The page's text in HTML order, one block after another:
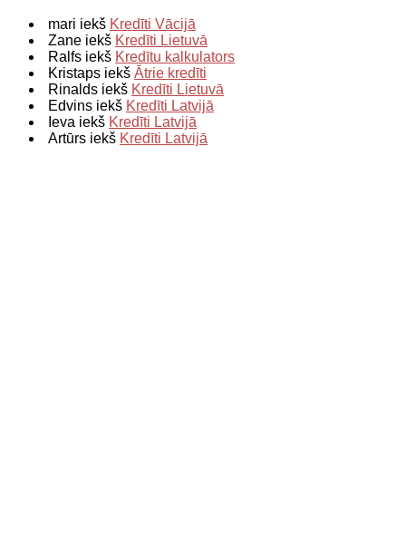
mari iekš Kredīti Vācijā
Zane iekš Kredīti Lietuvā
Ralfs iekš Kredītu kalkulators
Kristaps iekš Ātrie kredīti
Rinalds iekš Kredīti Lietuvā
Edvins iekš Kredīti Latvijā
Ieva iekš Kredīti Latvijā
Artūrs iekš Kredīti Latvijā